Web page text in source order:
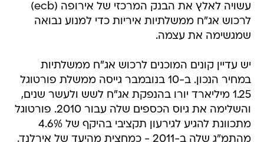
עשויה לאלץ את הבנק המרכזי של אירופה (ecb)
לרכוש אג"ח ממשלתיות איריות כדי למנוע נבואה
שמגשימה את עצמה.
יש עדיין קונים המוכנים לרכוש אג"ח ממשלתיות
במחיר הנכון. ב-10 בנובמבר גייסה ממשלת פורטוגל
1.25 מיליארד יורו בהנפקת אג"ח לשש ולעשר שנים,
והשלימה את גיוס הכספים שלה עבור 2010. פורטוגל
מתכוונת להגיע לגירעון תקציבי בהיקף של 4.6%
מהתמ"ג שלה ב-2011 - כמחצית מהיעד של אירלנד.